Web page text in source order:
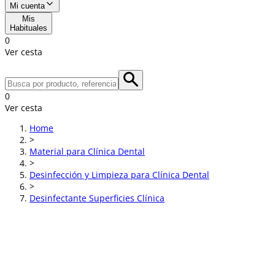
Mi cuenta
Mis
Habituales
0
Ver cesta
0
Ver cesta
Home
>
Material para Clínica Dental
>
Desinfección y Limpieza para Clínica Dental
>
Desinfectante Superficies Clínica